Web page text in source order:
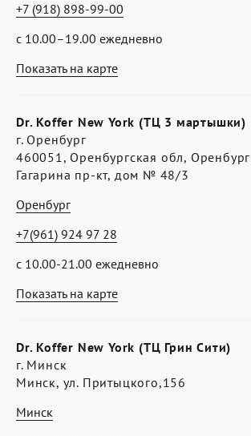
Показать на карте
с 10.00–19.00 ежедневно
+7 (918) 898-99-00
Показать на карте
Dr. Koffer New York (ТЦ 3 мартышки)
г. Оренбург
460051, Оренбургская обл, Оренбург
Гагарина пр-кт, дом № 48/3
Оренбург
с 10.00-21.00 ежедневно
+7(961) 924 97 28
Dr. Koffer New York (ТЦ Грин Сити)
г. Минск
Минск, ул. Притыцкого,156
Минск